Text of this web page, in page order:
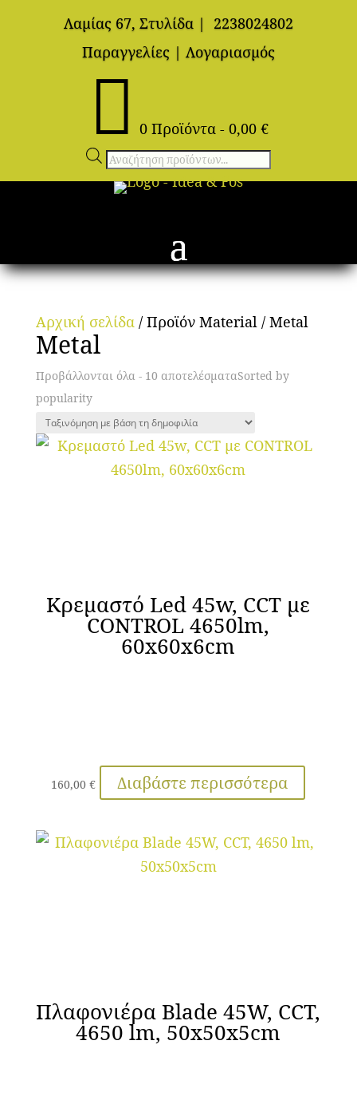
Λαμίας 67, Στυλίδα |
2238024802
Παραγγελίες | Λογαριασμός
 0 Προϊόντα - 0,00 €
Αναζήτηση
προϊόντων
Αρχική σελίδα/ Προϊόν Material / Metal
Metal
Προβάλλονται όλα - 10 αποτελέσματαSorted by
popularity
Κρεμαστό Led 45w, CCT με
CONTROL 4650lm,
60x60x6cm
160,00€ Διαβάστε περισσότερα
Πλαφονιέρα Blade 45W, CCT,
4650 lm, 50x50x5cm